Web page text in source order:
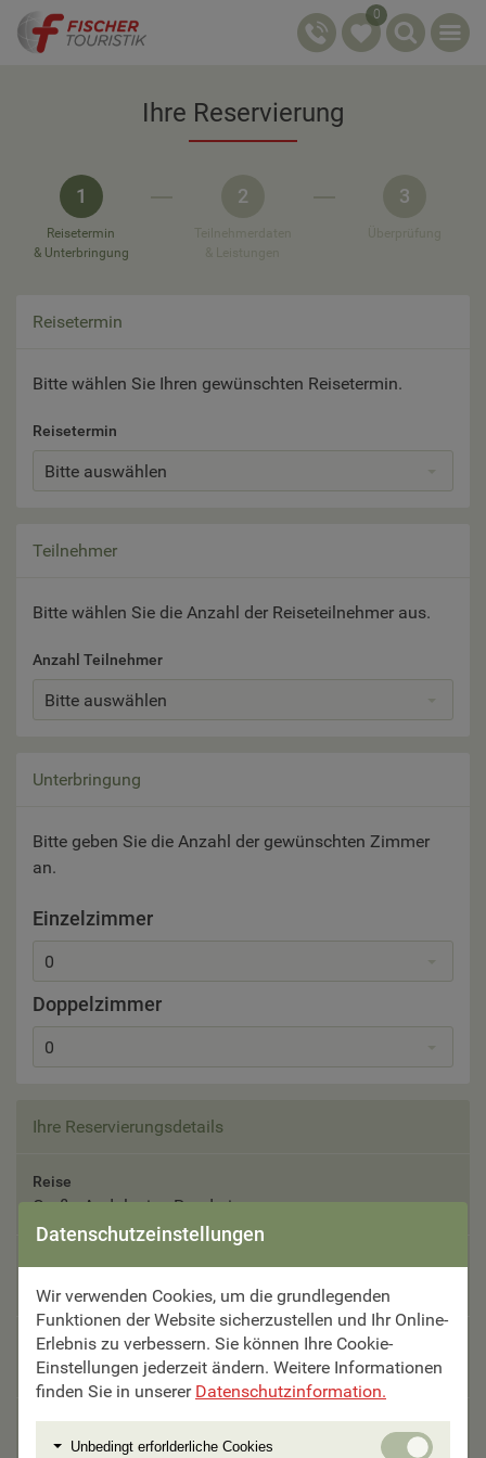
0
Ihre Reservierung
1
Reisetermin
& Unterbringung
2 3
Reisetermin
Bitte wählen Sie Ihren gewünschten Reisetermin.
Reisetermin
Bitte auswählen
Teilnehmer
Bitte wählen Sie die Anzahl der Reiseteilnehmer aus.
Anzahl Teilnehmer
Bitte auswählen
Unterbringung
Bitte geben Sie die Anzahl der gewünschten Zimmer
an.
Einzelzimmer
0
Doppelzimmer
0
Ihre Reservierungsdetails
Reise
Große Andalusien Rundreise
Bitte auswählen
Teilnehmer
Bitte auswählen
Unterbringung
Bitte auswählen
Datenschutzeinstellungen
Wir verwenden Cookies, um die grundlegenden
Funktionen der Website sicherzustellen und Ihr Online-
Erlebnis zu verbessern. Sie können Ihre Cookie-
Einstellungen jederzeit ändern. Weitere Informationen
finden Sie in unserer Datenschutzinformation.
Unbedingt erforlderliche Cookies